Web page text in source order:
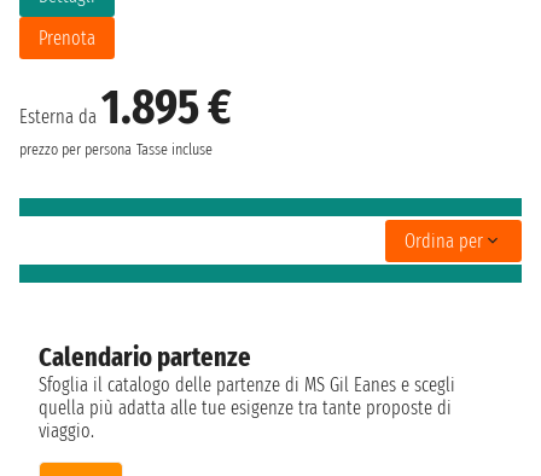
Esterna da 1.895 €
prezzo per persona Tasse incluse
Prenota
Ordina per
Calendario partenze
Sfoglia il catalogo delle partenze di MS Gil Eanes e scegli
quella più adatta alle tue esigenze tra tante proposte di
viaggio.